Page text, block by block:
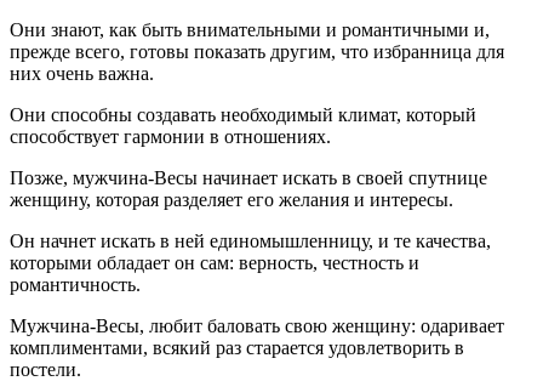
Они знают, как быть внимательными и романтичными и,
прежде всего, готовы показать другим, что избранница для
них очень важна.
Они способны создавать необходимый климат, который
способствует гармонии в отношениях.
Позже, мужчина-Весы начинает искать в своей спутнице
женщину, которая разделяет его желания и интересы.
Он начнет искать в ней единомышленницу, и те качества,
которыми обладает он сам: верность, честность и
романтичность.
Мужчина-Весы, любит баловать свою женщину: одаривает
комплиментами, всякий раз старается удовлетворить в
постели.